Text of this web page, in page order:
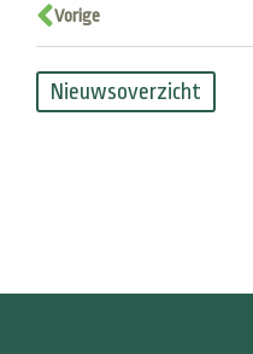
Vorige
Nieuwsoverzicht